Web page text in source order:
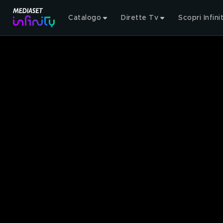
Catalogo Dirette Tv Scopri